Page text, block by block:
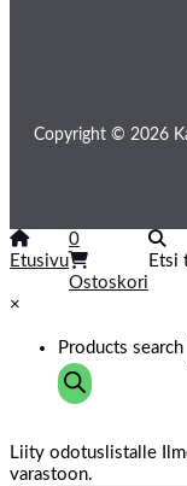
Copyright © 2026
Etusivu
0
Ostoskori
Etsi
×
Products search
Liity odotuslistalle
varastoon.